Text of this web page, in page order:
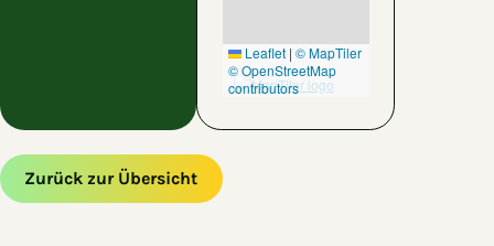
Leaflet | © MapTiler
© OpenStreetMap
contributors
Zurück zur Übersicht